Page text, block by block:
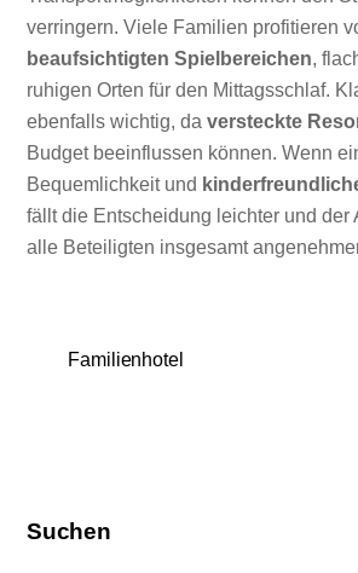
verringern. Viele Familien profitieren
beaufsichtigten Spielbereichen,
ruhigen Orten für den Mittagsschlaf.
ebenfalls wichtig, daversteckte
Budget beeinflussen können. Wenn
Bequemlichkeit und
fällt die Entscheidung leichter und der
alle Beteiligten insgesamt
Familienhotel
Suchen